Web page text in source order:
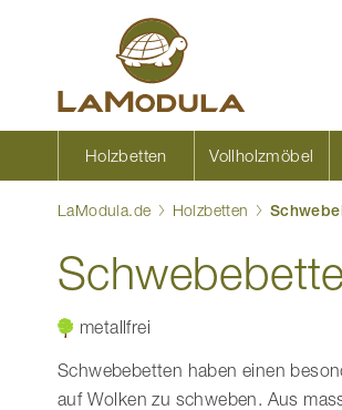
Inhalt
Holzbetten Vollholzmöbel
LaModula.de Holzbetten
metallfrei
Schwebebetten haben einen
auf Wolken zu schweben. Aus